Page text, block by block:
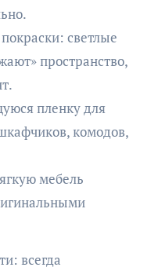
светлые
пространство,
пленку для
комодов,
мебель
всегда